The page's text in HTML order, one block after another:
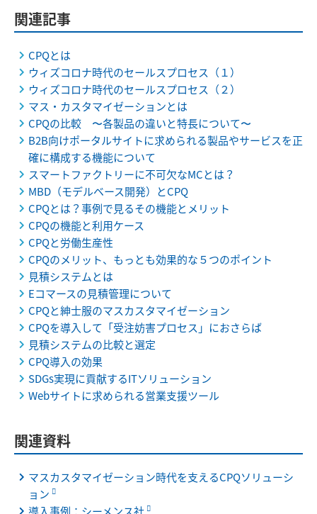
関連記事
CPQとは
ウィズコロナ時代のセールスプロセス（１）
ウィズコロナ時代のセールスプロセス（２）
マス・カスタマイゼーションとは
CPQの比較 〜各製品の違いと特長について〜
B2B向けポータルサイトに求められる製品やサービスを正
確に構成する機能について
スマートファクトリーに不可欠なMCとは？
MBD（モデルベース開発）とCPQ
CPQとは？事例で見るその機能とメリット
CPQの機能と利用ケース
CPQと労働生産性
CPQのメリット、もっとも効果的な５つのポイント
見積システムとは
Eコマースの見積管理について
CPQと紳士服のマスカスタマイゼーション
CPQを導入して「受注妨害プロセス」におさらば
見積システムの比較と選定
CPQ導入の効果
SDGs実現に貢献するITソリューション
Webサイトに求められる営業支援ツール
関連資料
マスカスタマイゼーション時代を支えるCPQソリューシ
ョン